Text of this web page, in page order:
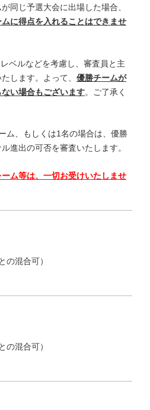
同じ予選大会に出場した場合、
に得点を入れることはできませ
ベルなどを考慮し、審査員と主
します。よって、 優勝チームが
い場合もございます。ご了承く
ム、もしくは1名の場合は、優勝
進出の可否を審査いたします。
ム等は、一切お受けいたしませ
の混合可）
の混合可）